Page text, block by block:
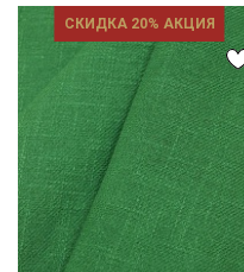
СКИДКА 20% АКЦИЯ